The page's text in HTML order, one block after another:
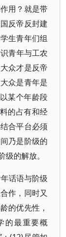
用？就是带
反帝反封建
生青年们组
青年与工农
众才是反帝
众是青年是
某个年龄段
的占有和经
合平台必须
乃是阶级的
的解放。
话语与阶级
作，同时又
的优先性，
的最重要概